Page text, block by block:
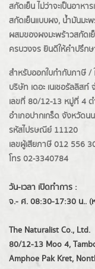
สกัดเย็น ไม่ว่าจะเป็นอาห
สกัดเย็นแบบผง, น้ำมันมะ
ผสมของผงมะพร้าวสกัดเ
ครบวงจร ยินดีให้คำปรึก
สำหรับออกใบกำกับภาษี /
บริษัท เดอะ เนเชอรัลลิส
เลขที่ 80/12-13 หมู่ที่ 4
อำเภอปากเกร็ด จังหวัดน
รหัสไปรษณีย์ 11120
เลขผู้เสียภาษี 012 556
โทร 02-3340784
วัน-เวลา เปิดทำการ :
จ.- ศ. 08:30-17:30 น.. (
The Naturalist Co., Ltd.
80/12-13 Moo 4,
Amphoe Pak Kret,